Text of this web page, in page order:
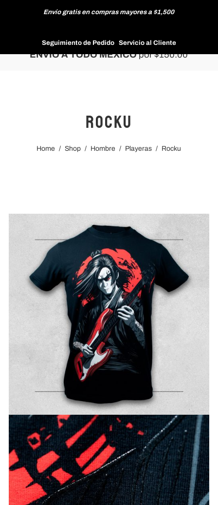
Envío gratis en compras mayores a $1,500
Seguimiento de Pedido Servicio al Cliente
TIENDAS
CONTACTO
ENVÍO A TODO MÉXICOpor $150.00
Rocku
Home / Shop / Hombre / Playeras / Rocku